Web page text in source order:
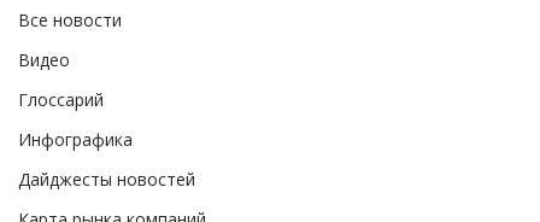
Все новости
Видео
Глоссарий
Инфографика
Дайджесты новостей